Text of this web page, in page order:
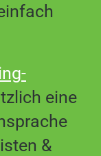
eine
&